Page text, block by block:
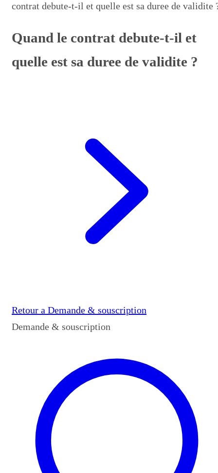
contrat debute-t-il et quelle est sa duree de validite
Quand le contrat debute-t-il et
quelle est sa duree de validite ?
Retour a Demande & souscription
Demande & souscription